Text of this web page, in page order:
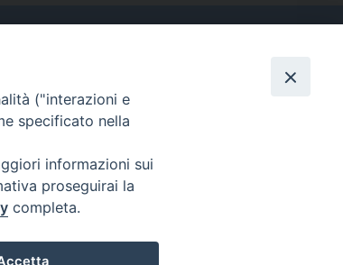
090.6684111 - Fax.
social
("interazioni e
specificato nella
informazioni sui
proseguirai la
completa.